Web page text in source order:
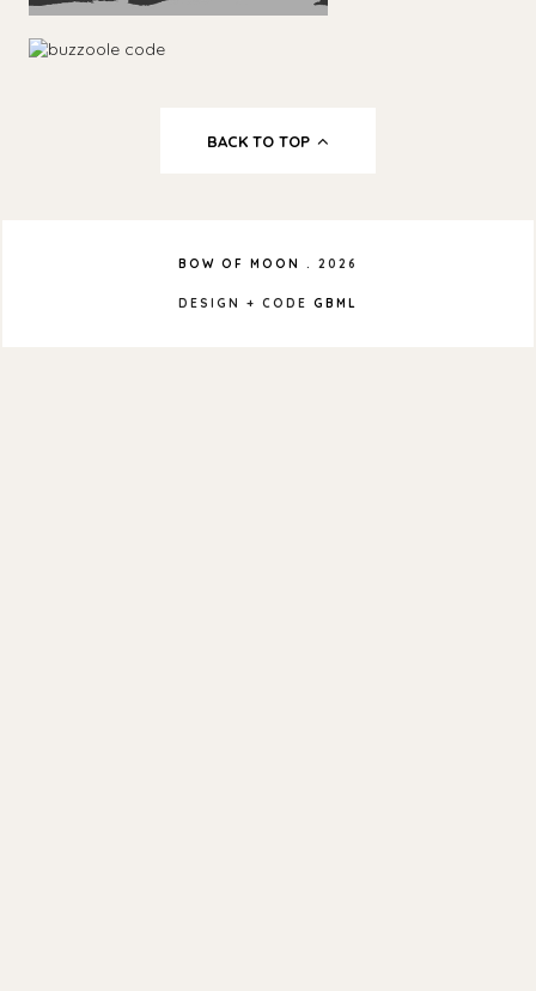
BACK TO TOP
BOW OF MOON . 2026
DESIGN + CODE GBML